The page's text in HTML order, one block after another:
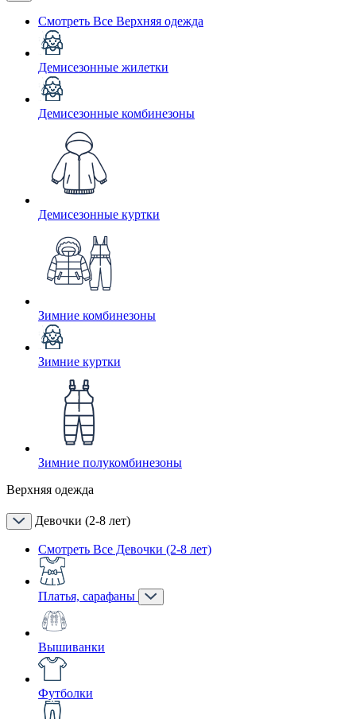
Смотреть Все Верхняя одежда
Демисезонные жилетки
Демисезонные комбинезоны
Демисезонные куртки
Зимние комбинезоны
Зимние куртки
Зимние полукомбинезоны
Верхняя одежда
Девочки (2-8 лет)
Смотреть Все Девочки (2-8 лет)
Платья, сарафаны
Вышиванки
Футболки